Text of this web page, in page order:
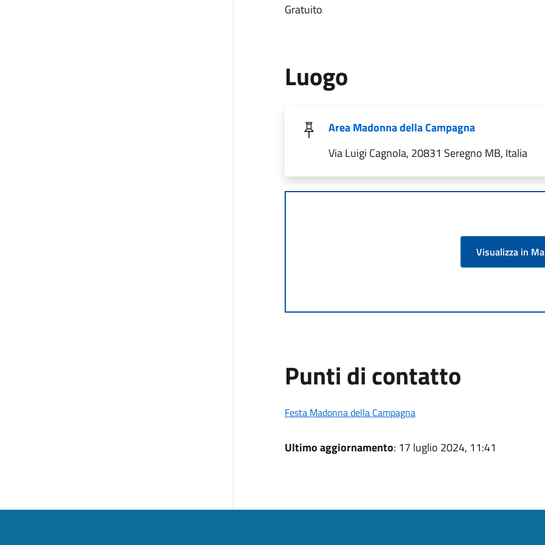
Gratuito
Luogo
Area Madonna della Campagna
Via Luigi Cagnola, 20831 Seregno MB, Italia
Visualizza in
Punti di contatto
Festa Madonna della Campagna
Ultimo aggiornamento: 17 luglio 2024, 11:41